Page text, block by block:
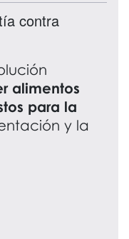
contra
alimentos
para la
y la